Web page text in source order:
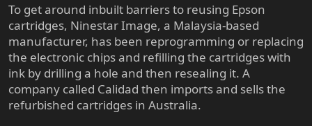
To get around inbuilt barriers to reusing Epson
cartridges, Ninestar Image, a Malaysia-based
manufacturer, has been reprogramming or replacing
the electronic chips and refilling the cartridges with
ink by drilling a hole and then resealing it. A
company called Calidad then imports and sells the
refurbished cartridges in Australia.